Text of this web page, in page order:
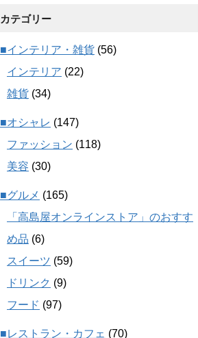
カテゴリー
■インテリア・雑貨 (56)
インテリア (22)
雑貨 (34)
■オシャレ (147)
ファッション (118)
美容 (30)
■グルメ (165)
「高島屋オンラインストア」のおすす
め品 (6)
スイーツ (59)
ドリンク (9)
フード (97)
■レストラン・カフェ (70)